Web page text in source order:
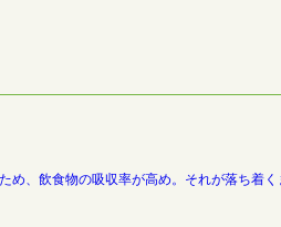
、飲食物の吸収率が高め。それが落ち着